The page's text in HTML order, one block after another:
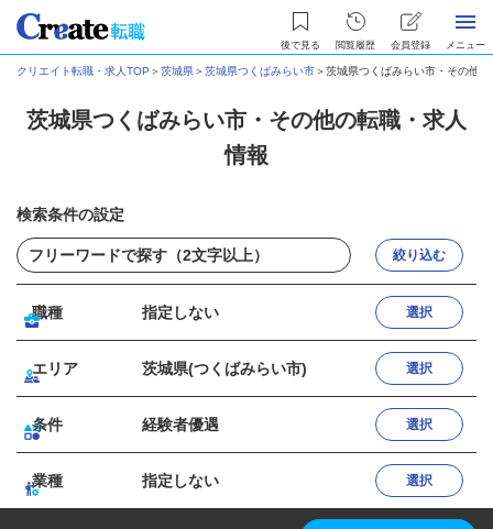
後で見る 閲覧履歴 会員登録 メニュー
クリエイト転職・求人TOP ＞茨城県＞茨城県つくばみらい市＞茨城県つくばみらい市・その他
茨城県つくばみらい市・その他の転職・求人
情報
検索条件の設定
絞り込む
職種 指定しない 選択
エリア 茨城県(つくばみらい市) 選択
条件 経験者優遇 選択
業種 指定しない 選択